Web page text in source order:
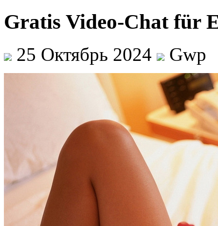
Gratis Video-Chat für
25 Октябрь 2024 Gwp